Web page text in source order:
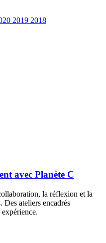
2019 2018
avec Planète C
la réflexion et la
Des ateliers encadrés